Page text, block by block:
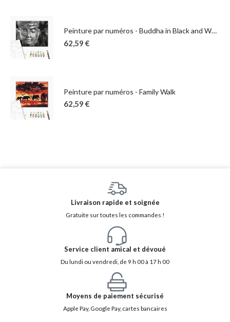
Peinture par numéros - Buddha in Black and White
62,59 €
Peinture par numéros - Family Walk
62,59 €
Livraison rapide et soignée
Gratuite sur toutes les commandes !
Service client amical et dévoué
Du lundi ou vendredi, de 9 h 00 à 17 h 00
Moyens de paiement sécurisé
Apple Pay, Google Pay, cartes bancaires